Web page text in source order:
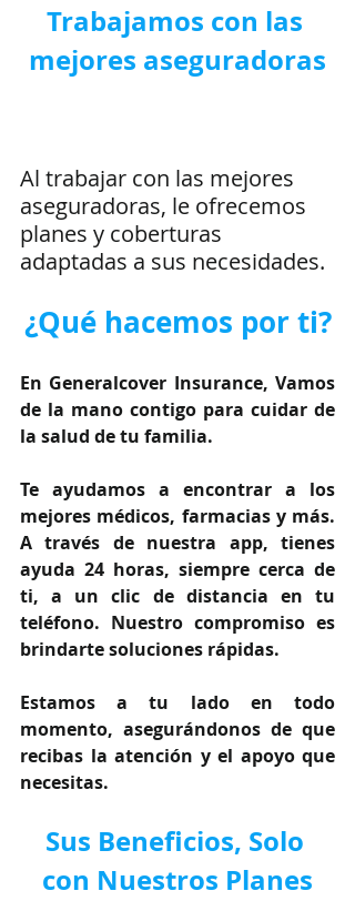
Trabajamos con las
mejores aseguradoras
Al trabajar con las mejores
aseguradoras, le ofrecemos
planes y coberturas
adaptadas a sus necesidades.
¿Qué hacemos por ti?
En Generalcover Insurance, Vamos
de la mano contigo para cuidar de
la salud de tu familia.
Te ayudamos a encontrar a los
mejores médicos, farmacias y más.
A través de nuestra app, tienes
ayuda 24 horas, siempre cerca de
ti, a un clic de distancia en tu
teléfono. Nuestro compromiso es
brindarte soluciones rápidas.
Estamos a tu lado en todo
momento, asegurándonos de que
recibas la atención y el apoyo que
necesitas.
Sus Beneficios, Solo
con Nuestros Planes